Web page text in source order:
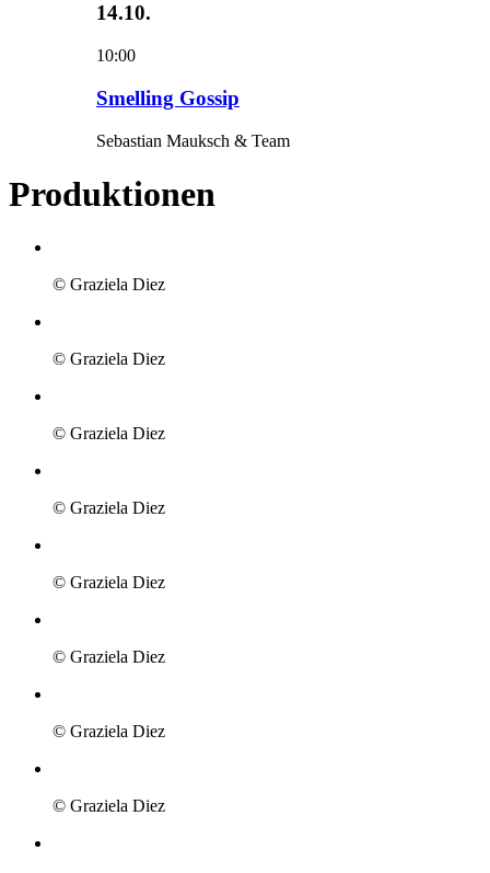
14.10.
10:00
Smelling Gossip
Sebastian Mauksch & Team
Produktionen
© Graziela Diez
© Graziela Diez
© Graziela Diez
© Graziela Diez
© Graziela Diez
© Graziela Diez
© Graziela Diez
© Graziela Diez